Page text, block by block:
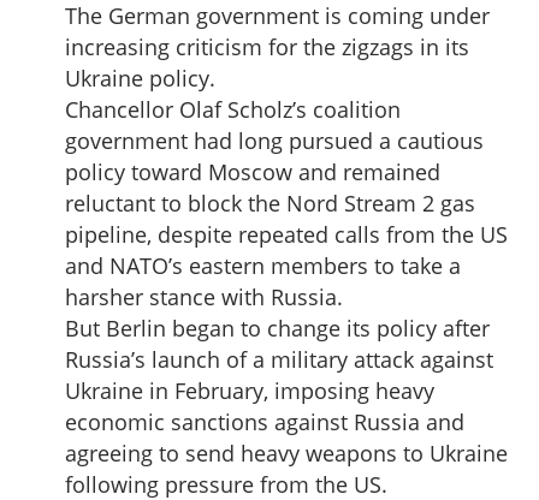
The German government is coming under
increasing criticism for the zigzags in its
Ukraine policy.
Chancellor Olaf Scholz’s coalition
government had long pursued a cautious
policy toward Moscow and remained
reluctant to block the Nord Stream 2 gas
pipeline, despite repeated calls from the US
and NATO’s eastern members to take a
harsher stance with Russia.
But Berlin began to change its policy after
Russia’s launch of a military attack against
Ukraine in February, imposing heavy
economic sanctions against Russia and
agreeing to send heavy weapons to Ukraine
following pressure from the US.